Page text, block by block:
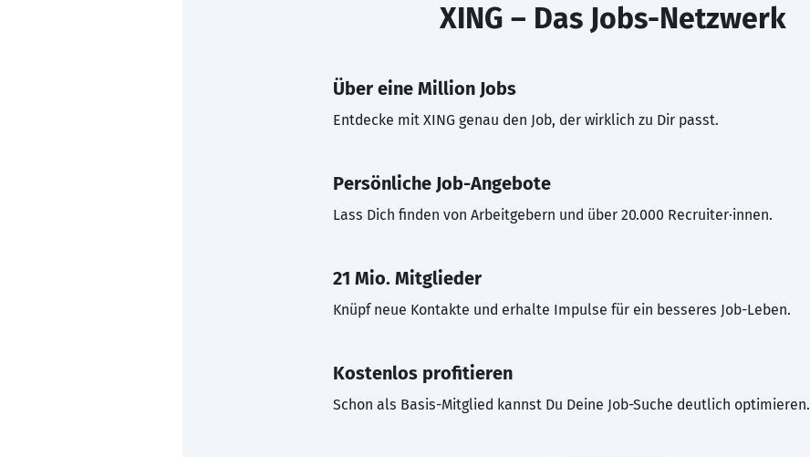
XING – Das Jobs-Netzwerk
Über eine Million Jobs
Entdecke mit XING genau den Job, der wirklich zu Dir passt.
Persönliche Job-Angebote
Lass Dich finden von Arbeitgebern und über 20.000 Recruiter·innen.
21 Mio. Mitglieder
Knüpf neue Kontakte und erhalte Impulse für ein besseres Job-Leben.
Kostenlos profitieren
Schon als Basis-Mitglied kannst Du Deine Job-Suche deutlich optimieren.